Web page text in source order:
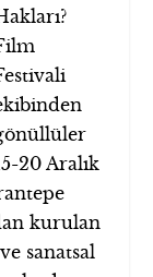
20 Aralık
kurulan
sanatsal